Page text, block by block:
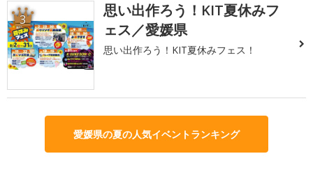
3
思い出作ろう！KIT夏休みフ
ェス／愛媛県
思い出作ろう！KIT夏休みフェス！
愛媛県の夏の人気イベントランキング